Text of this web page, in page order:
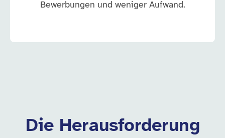
Bewerbungen und weniger Aufwand.
Die Herausforderung